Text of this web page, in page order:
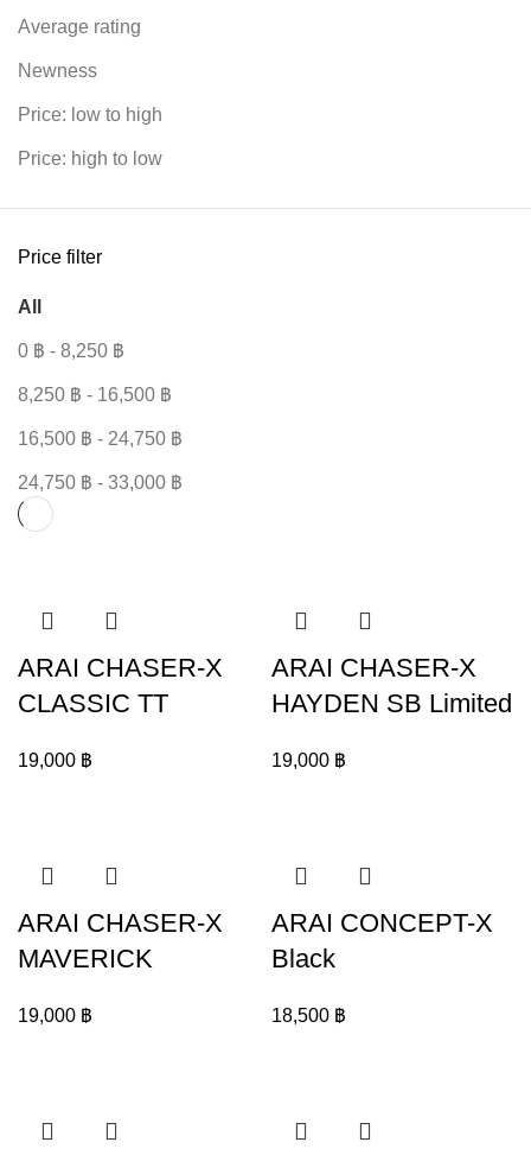
Average rating
Newness
Price: low to high
Price: high to low
Price filter
All
0 ฿ - 8,250 ฿
8,250 ฿ - 16,500 ฿
16,500 ฿ - 24,750 ฿
24,750 ฿ - 33,000 ฿
ARAI CHASER-X
CLASSIC TT
19,000 ฿
ARAI CHASER-X
HAYDEN SB Limited
19,000 ฿
ARAI CHASER-X
MAVERICK
19,000 ฿
ARAI CONCEPT-X
Black
18,500 ฿